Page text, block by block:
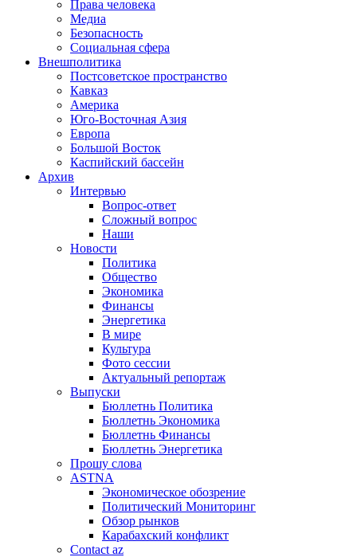
Права человека
Медиа
Безопасность
Социальная сфера
Внешполитика
Постсоветское пространство
Кавказ
Америка
Юго-Восточная Азия
Европа
Большой Восток
Каспийский бассейн
Архив
Интервью
Вопрос-ответ
Сложный вопрос
Наши
Новости
Политика
Общество
Экономика
Финансы
Энергетика
В мире
Культура
Фото сессии
Актуальный репортаж
Выпуски
Бюллетнь Политика
Бюллетнь Экономика
Бюллетнь Финансы
Бюллетнь Энергетика
Прошу слова
ASTNA
Экономическое обозрение
Политический Мониторинг
Обзор рынков
Карабахский конфликт
Contact az